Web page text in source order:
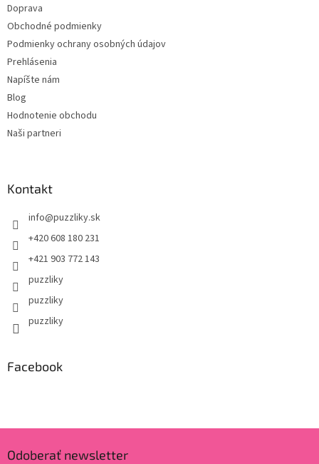
Doprava
Obchodné podmienky
Podmienky ochrany osobných údajov
Prehlásenia
Napíšte nám
Blog
Hodnotenie obchodu
Naši partneri
Kontakt
info@puzzliky.sk
+420 608 180 231
+421 903 772 143
puzzliky
puzzliky
puzzliky
Facebook
Odoberať newsletter